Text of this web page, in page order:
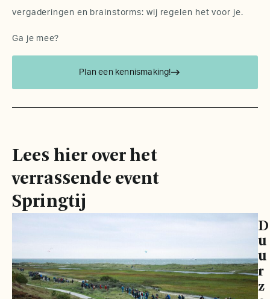
vergaderingen en brainstorms: wij regelen het voor je.
Ga je mee?
Plan een kennismaking!
Lees hier over het
verrassende event
Springtij
D
u
u
r
z